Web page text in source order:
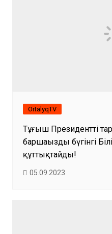
OrtalyqTV
Тұңғыш Президенттің
баршаңызды бүгінгі
құттықтайды!
05.09.2023